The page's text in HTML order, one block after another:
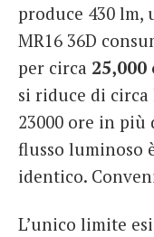
produce 430 lm,
MR16 36D
per circa 25,000
si riduce di circa
23000 ore in
flusso luminoso
identico.
L’unico limite